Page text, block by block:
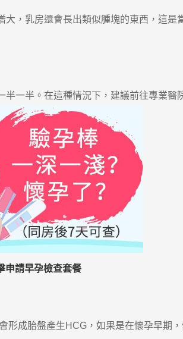
乳房還會長出類似腫塊的東西，這是
一半。在這種情況下，建議前往專業醫
申請早孕檢查套餐
成胎盤產生HCG，如果是在懷孕早期